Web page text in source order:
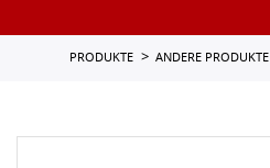
PRODUKTE ANDERE PRODUKTE